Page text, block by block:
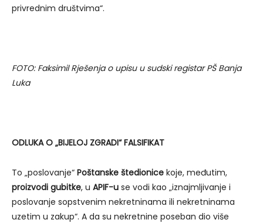
privrednim društvima“.
FOTO: Faksimil Rješenja o upisu u sudski registar PŠ Banja
Luka
ODLUKA O „BIJELOJ ZGRADI“ FALSIFIKAT
To „poslovanje“ Poštanske štedionice koje, međutim,
proizvodi gubitke, u APIF-u se vodi kao „iznajmljivanje i
poslovanje sopstvenim nekretninama ili nekretninama
uzetim u zakup“. A da su nekretnine poseban dio više